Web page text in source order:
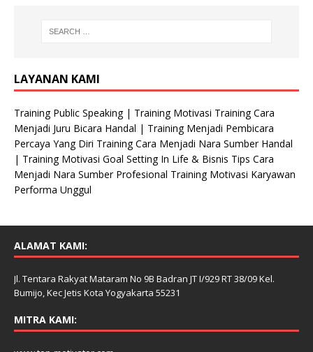
LAYANAN KAMI
Training Public Speaking | Training Motivasi Training Cara
Menjadi Juru Bicara Handal | Training Menjadi Pembicara
Percaya Yang Diri Training Cara Menjadi Nara Sumber Handal
| Training Motivasi Goal Setting In Life & Bisnis Tips Cara
Menjadi Nara Sumber Profesional Training Motivasi Karyawan
Performa Unggul
ALAMAT KAMI:
Jl. Tentara Rakyat Mataram No 9B Badran JT I/929 RT 38/09 Kel.
Bumijo, Kec Jetis Kota Yogyakarta 55231
MITRA KAMI: